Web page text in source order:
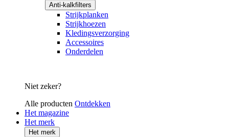
Anti-kalkfilters
Strijkplanken
Strijkhoezen
Kledingsverzorging
Accessoires
Onderdelen
Niet zeker?
Alle producten Ontdekken
Het magazine
Het merk
Het merk